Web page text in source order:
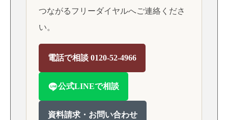
つながるフリーダイヤルへご連絡くださ
い。
電話で相談 0120-52-4966
公式LINEで相談
資料請求・お問い合わせ